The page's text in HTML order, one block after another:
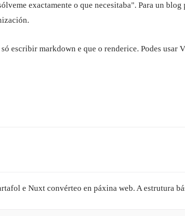
exactamente o que necesitaba". Para un
escribir markdown e que o renderice. Podes
e Nuxt convérteo en páxina web. A estrutura